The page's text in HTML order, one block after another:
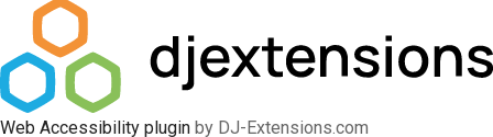
Web Accessibility plugin by DJ-Extensions.com